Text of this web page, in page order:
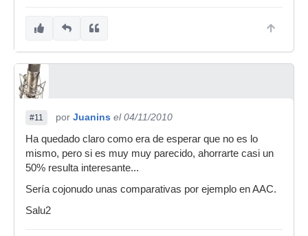
#11 por Juanins el 04/11/2010
Ha quedado claro como era de esperar que no es lo
mismo, pero si es muy muy parecido, ahorrarte casi un
50% resulta interesante...
Sería cojonudo unas comparativas por ejemplo en AAC.
Salu2